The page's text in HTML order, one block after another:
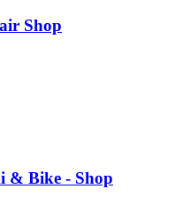
Shop
& Bike - Shop